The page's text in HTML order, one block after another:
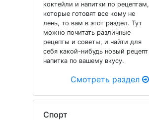
коктейли и напитки по рецептам,
которые готовят все кому не
лень, то вам в этот раздел. Тут
можно почитать различные
рецепты и советы, и найти для
себя какой-нибудь новый рецепт
напитка по вашему вкусу.
Смотреть раздел
Спорт